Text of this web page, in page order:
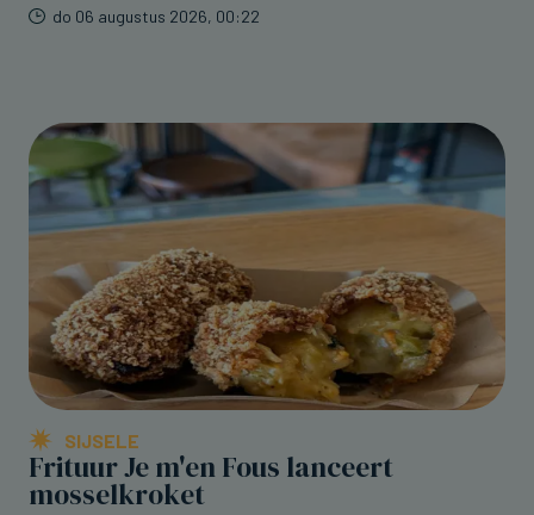
do 06 augustus 2026, 00:22
SIJSELE
Frituur Je m'en Fous lanceert
mosselkroket